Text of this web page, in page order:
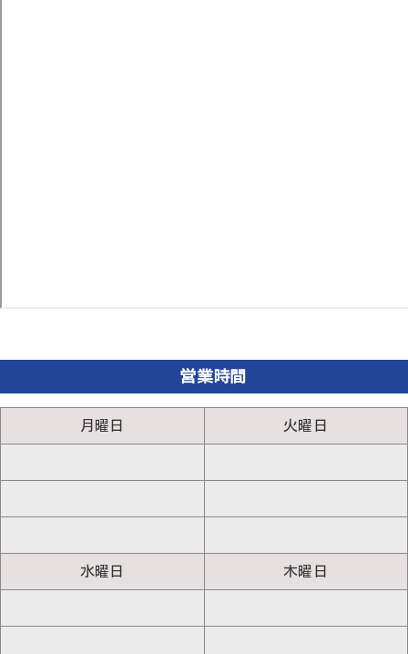
営業時間
月曜日 火曜日
水曜日 木曜日